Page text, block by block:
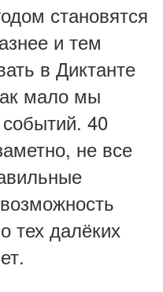
становятся
и тем
в Диктанте
мало мы
40
не все
тех далёких